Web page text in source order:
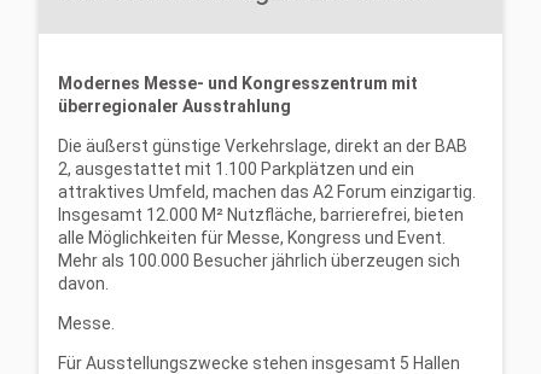
Modernes Messe- und Kongresszentrum mit
überregionaler Ausstrahlung
Die äußerst günstige Verkehrslage, direkt an der BAB
2, ausgestattet mit 1.100 Parkplätzen und ein
attraktives Umfeld, machen das A2 Forum einzigartig.
Insgesamt 12.000 M² Nutzfläche, barrierefrei, bieten
alle Möglichkeiten für Messe, Kongress und Event.
Mehr als 100.000 Besucher jährlich überzeugen sich
davon.
Messe.
Für Ausstellungszwecke stehen insgesamt 5 Hallen